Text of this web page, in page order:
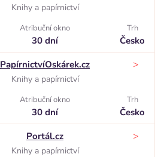
Knihy a papírnictví
Atribuční okno
30 dní
Trh
Česko
PapírnictvíOskárek.cz
Knihy a papírnictví
>
Atribuční okno
30 dní
Trh
Česko
Portál.cz
Knihy a papírnictví
>